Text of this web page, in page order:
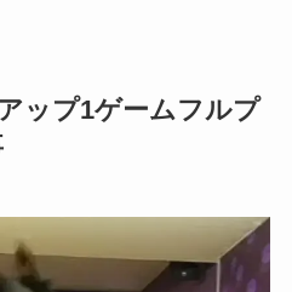
ップ1ゲームフルプ